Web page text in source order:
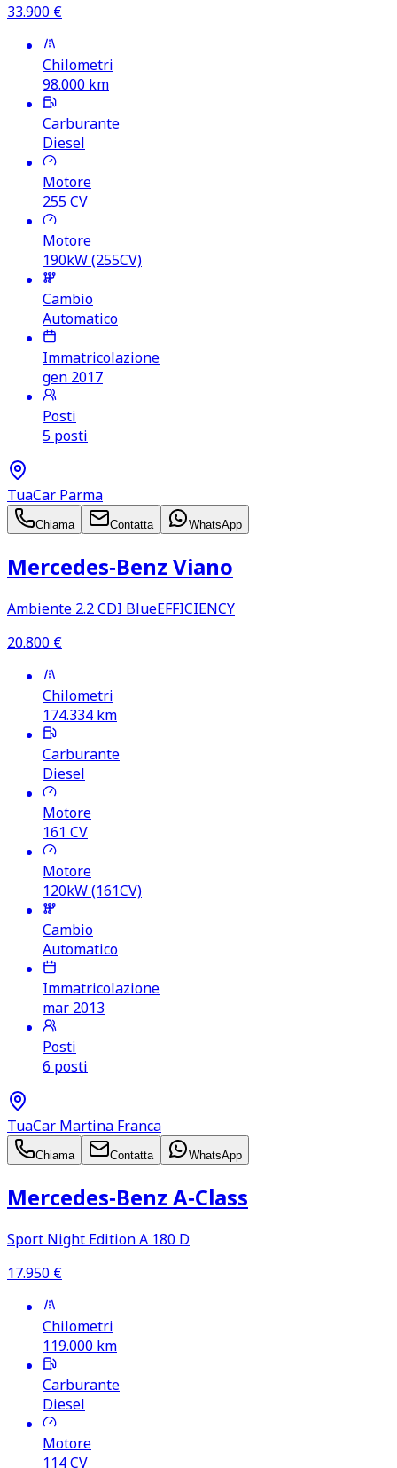
33.900 €
Chilometri
98.000 km
Carburante
Diesel
Motore
255CV
Motore
190kW (255CV)
Cambio
Automatico
Immatricolazione
gen 2017
Posti
5 posti
TuaCar Parma
Chiama Contatta WhatsApp
Mercedes‑Benz Viano
Ambiente 2.2 CDI BlueEFFICIENCY
20.800 €
Chilometri
174.334 km
Carburante
Diesel
Motore
161 CV
Motore
120kW (161CV)
Cambio
Automatico
Immatricolazione
mar 2013
Posti
6 posti
TuaCar Martina Franca
Chiama Contatta WhatsApp
Mercedes‑Benz A‑Class
Sport Night Edition A 180 D
17.950 €
Chilometri
119.000 km
Carburante
Diesel
Motore
114CV